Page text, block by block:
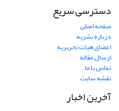
دسترسی سریع
صفحه اصلی
درباره نشریه
اعضای هیات تحریریه
ارسال مقاله
تماس با ما
نقشه سایت
آخرین اخبار